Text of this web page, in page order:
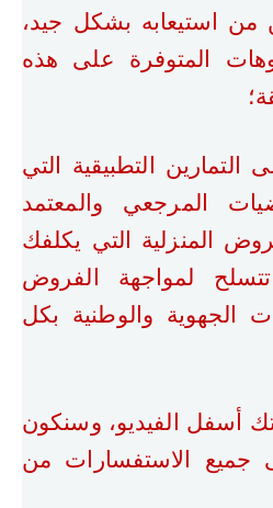
استيعابه بشكل جيد،
المتوفرة على هذه
التمارين التطبيقية التي
المرجعي والمعتمد
المنزلية التي يكلفك
لمواجهة الفروض
الجهوية والوطنية بكل
أسفل الفيديو، وسنكون
جميع الاستفسارات من